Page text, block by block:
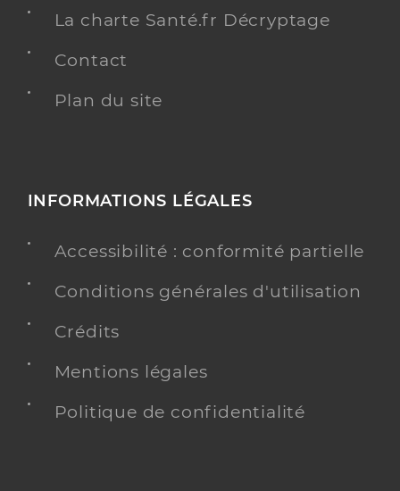
La charte Santé.fr Décryptage
Contact
Plan du site
INFORMATIONS LÉGALES
Accessibilité : conformité partielle
Conditions générales d'utilisation
Crédits
Mentions légales
Politique de confidentialité